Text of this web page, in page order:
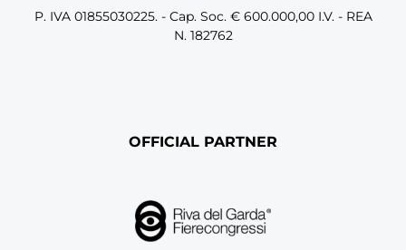
P. IVA 01855030225. - Cap. Soc. € 600.000,00 I.V. - REA
N. 182762
OFFICIAL PARTNER